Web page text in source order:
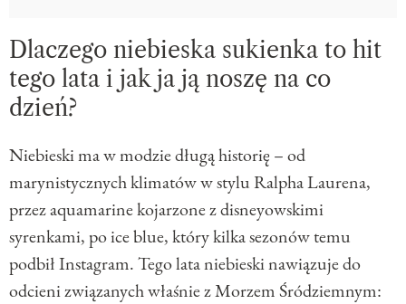
Dlaczego niebieska sukienka to hit
tego lata i jak ja ją noszę na co
dzień?
Niebieski ma w modzie długą historię – od
marynistycznych klimatów w stylu Ralpha Laurena,
przez aquamarine kojarzone z disneyowskimi
syrenkami, po ice blue, który kilka sezonów temu
podbił Instagram. Tego lata niebieski nawiązuje do
odcieni związanych właśnie z Morzem Śródziemnym: